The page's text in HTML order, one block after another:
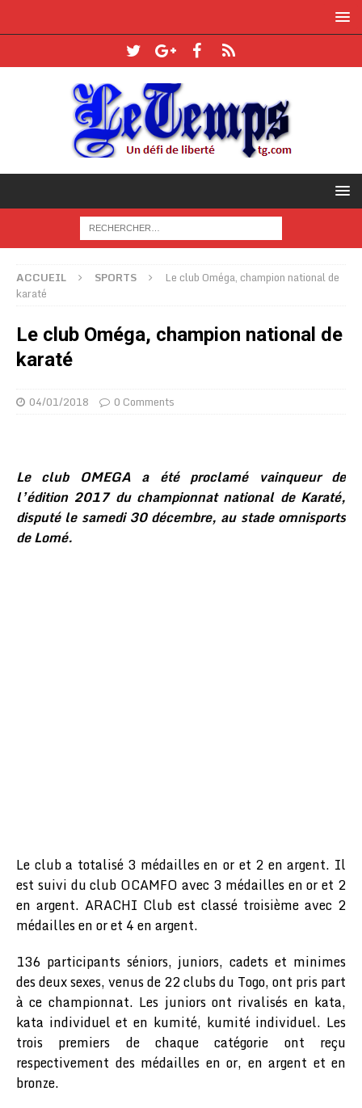
ACCUEIL SPORTS
Le club Oméga, champion national de
karaté
Le club Oméga, champion national de
karaté
04/01/2018 0 Comments
Le club OMEGA a été proclamé vainqueur de
l’édition 2017 du championnat national de Karaté,
disputé le samedi 30 décembre, au stade omnisports
de Lomé.
Le club a totalisé 3 médailles en or et 2 en argent. Il
est suivi du club OCAMFO avec 3 médailles en or et 2
en argent. ARACHI Club est classé troisième avec 2
médailles en or et 4 en argent.
136 participants séniors, juniors, cadets et minimes
des deux sexes, venus de 22 clubs du Togo, ont pris part
à ce championnat. Les juniors ont rivalisés en kata,
kata individuel et en kumité, kumité individuel. Les
trois premiers de chaque catégorie ont reçu
respectivement des médailles en or, en argent et en
bronze.